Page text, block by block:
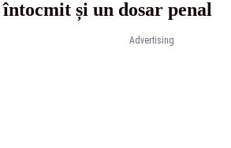
Advertising
și un dosar penal